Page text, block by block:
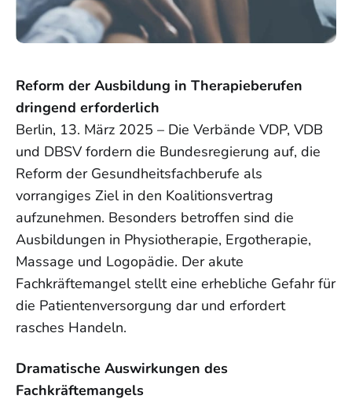
Reform der Ausbildung in Therapieberufen
dringend erforderlich
Berlin, 13. März 2025 – Die Verbände VDP, VDB
und DBSV fordern die Bundesregierung auf, die
Reform der Gesundheitsfachberufe als
vorrangiges Ziel in den Koalitionsvertrag
aufzunehmen. Besonders betroffen sind die
Ausbildungen in Physiotherapie, Ergotherapie,
Massage und Logopädie. Der akute
Fachkräftemangel stellt eine erhebliche Gefahr für
die Patientenversorgung dar und erfordert
rasches Handeln.
Dramatische Auswirkungen des
Fachkräftemangels